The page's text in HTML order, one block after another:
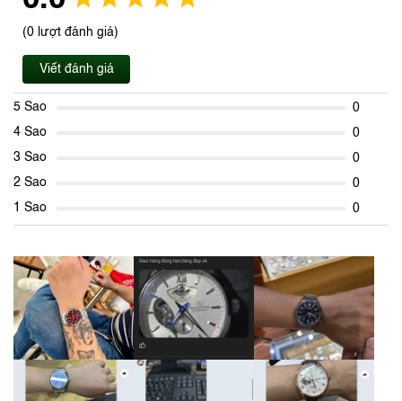
(0 lượt đánh giá)
Viết đánh giá
5 Sao
0
4 Sao
0
3 Sao
0
2 Sao
0
1 Sao
0